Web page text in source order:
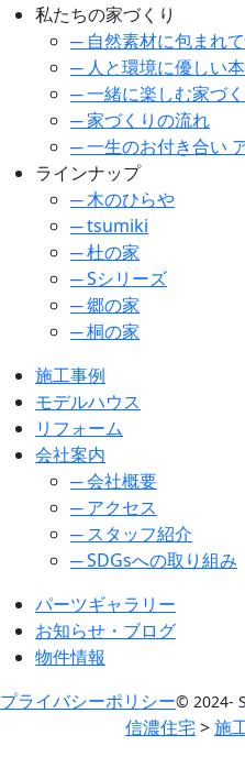
私たちの家づくり
─ 自然素材に包まれ
─ 人と環境に優しい
─ 一緒に楽しむ家づ
─ 家づくりの流れ
─ 一生のお付き合い
ラインナップ
─ 木のひらや
─ tsumiki
─ 杜の家
─ Sシリーズ
─ 郷の家
─ 桐の家
施工事例
モデルハウス
リフォーム
会社案内
─ 会社概要
─ アクセス
─ スタッフ紹介
─ SDGsへの取り組み
パーツギャラリー
お知らせ・ブログ
物件情報
プライバシーポリシー© 2024-
信濃住宅 >施